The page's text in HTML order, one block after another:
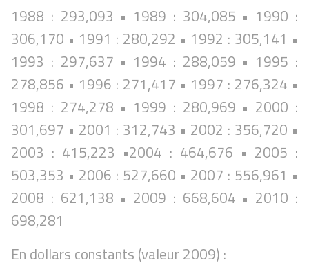
1988 : 293,093 • 1989 : 304,085 • 1990 :
306,170 • 1991 : 280,292 • 1992 : 305,141 •
1993 : 297,637 • 1994 : 288,059 • 1995 :
278,856 • 1996 : 271,417 • 1997 : 276,324 •
1998 : 274,278 • 1999 : 280,969 • 2000 :
301,697 • 2001 : 312,743 • 2002 : 356,720 •
2003 : 415,223 •2004 : 464,676 • 2005 :
503,353 • 2006 : 527,660 • 2007 : 556,961 •
2008 : 621,138 • 2009 : 668,604 • 2010 :
698,281
En dollars constants (valeur 2009) :